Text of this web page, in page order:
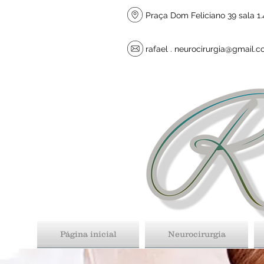
Praça Dom Feliciano 39 sala
rafael .
Página inicial Neurocirurgia